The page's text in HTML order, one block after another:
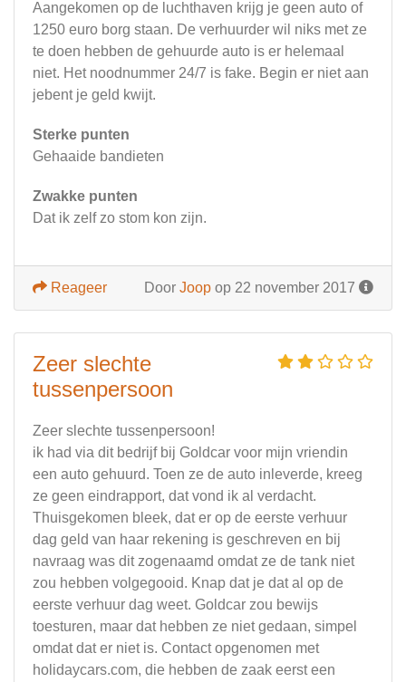
Aangekomen op de luchthaven krijg je geen auto of
1250 euro borg staan. De verhuurder wil niks met ze
te doen hebben de gehuurde auto is er helemaal
niet. Het noodnummer 24/7 is fake. Begin er niet aan
jebent je geld kwijt.
Sterke punten
Gehaaide bandieten
Zwakke punten
Dat ik zelf zo stom kon zijn.
Door Joop op 22 november 2017
Reageer
Zeer slechte
tussenpersoon
Zeer slechte tussenpersoon!
ik had via dit bedrijf bij Goldcar voor mijn vriendin
een auto gehuurd. Toen ze de auto inleverde, kreeg
ze geen eindrapport, dat vond ik al verdacht.
Thuisgekomen bleek, dat er op de eerste verhuur
dag geld van haar rekening is geschreven en bij
navraag was dit zogenaamd omdat ze de tank niet
zou hebben volgegooid. Knap dat je dat al op de
eerste verhuur dag weet. Goldcar zou bewijs
toesturen, maar dat hebben ze niet gedaan, simpel
omdat dat er niet is. Contact opgenomen met
holidaycars.com, die hebben de zaak eerst een